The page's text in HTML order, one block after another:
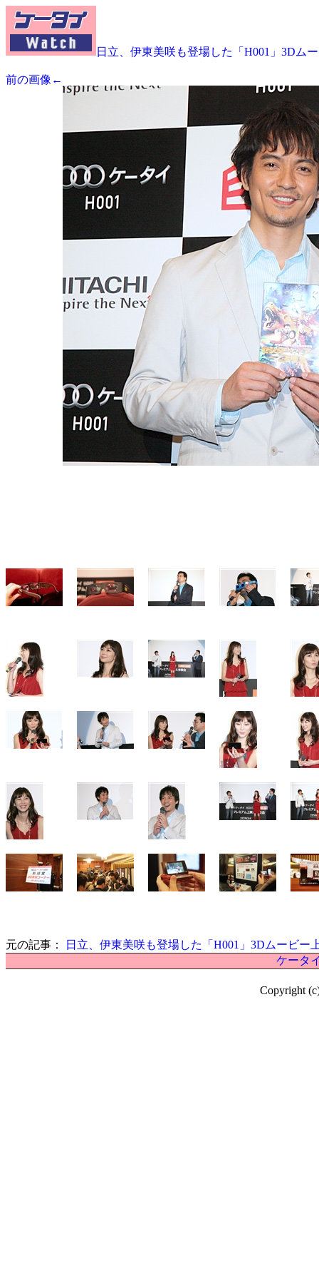
日立、伊東美咲も登場した「H001」3Dム
前の画像←
元の記事：
日立、伊東美咲も登場した「H001」3Dムービー
ケータ
Copyright